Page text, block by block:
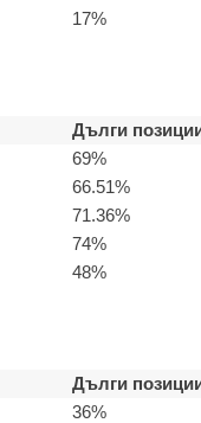
17%
Дълги
69%
66.51%
71.36%
74%
48%
Дълги
36%